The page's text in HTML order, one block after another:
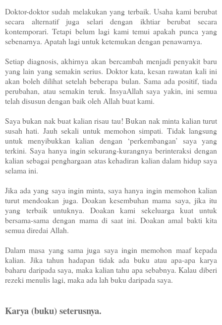
Doktor-doktor sudah melakukan yang terbaik. Usaha kami berubat
secara alternatif juga selari dengan ikhtiar berubat secara
kontemporari. Tetapi belum lagi kami temui apakah punca yang
sebenarnya. Apatah lagi untuk ketemukan dengan penawarnya.
Setiap diagnosis, akhirnya akan bercambah menjadi penyakit baru
yang lain yang semakin serius. Doktor kata, kesan rawatan kali ini
akan boleh dilihat setelah beberapa bulan. Sama ada positif, tiada
perubahan, atau semakin teruk. InsyaAllah saya yakin, ini semua
telah disusun dengan baik oleh Allah buat kami.
Saya bukan nak buat kalian risau tau! Bukan nak minta kalian turut
susah hati. Jauh sekali untuk memohon simpati. Tidak langsung
untuk menyibukkan kalian dengan ‘perkembangan’ saya yang
terkini. Saya hanya ingin sekurang-kurangnya berinteraksi dengan
kalian sebagai penghargaan atas kehadiran kalian dalam hidup saya
selama ini.
Jika ada yang saya ingin minta, saya hanya ingin memohon kalian
turut mendoakan juga. Doakan kesembuhan mama saya, jika itu
yang terbaik untuknya. Doakan kami sekeluarga kuat untuk
bersama-sama dengan mama di saat ini. Doakan amal bakti kita
semua diredai Allah.
Dalam masa yang sama juga saya ingin memohon maaf kepada
kalian. Jika tahun hadapan tidak ada buku atau apa-apa karya
baharu daripada saya, maka kalian tahu apa sebabnya. Kalau diberi
rezeki menulis lagi, maka ada lah buku daripada saya.
Karya (buku) seterusnya.